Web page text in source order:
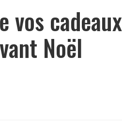
vos cadeaux
Noël